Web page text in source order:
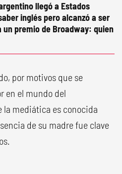
llegó a Estados
inglés pero alcanzó a ser
un premio de Broadway: quien
por motivos que se
en el mundo del
la mediática es conocida
de su madre fue clave